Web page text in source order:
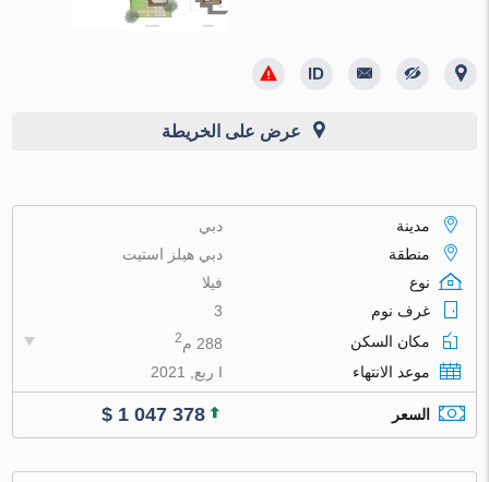
عرض على الخريطة
مدينة
دبي
منطقة
دبي هيلز استيت
نوع
فيلا
غرف نوم
3
مكان السكن
288 م 2
موعد الانتهاء I ربع, 2021
السعر $ 1 047 378